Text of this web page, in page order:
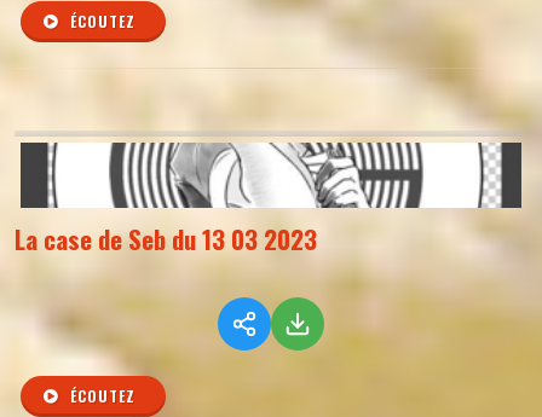
ÉCOUTEZ
La case de Seb du 13 03 2023
ÉCOUTEZ